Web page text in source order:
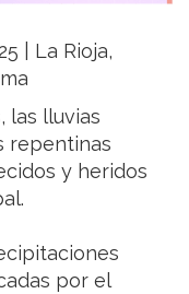
| La Rioja,
las lluvias
repentinas
y heridos
por el